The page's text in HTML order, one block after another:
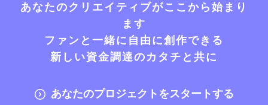
あなたのクリエイティブがここから始まり
ます
ファンと一緒に自由に創作できる
新しい資金調達のカタチと共に
あなたのプロジェクトをスタートする